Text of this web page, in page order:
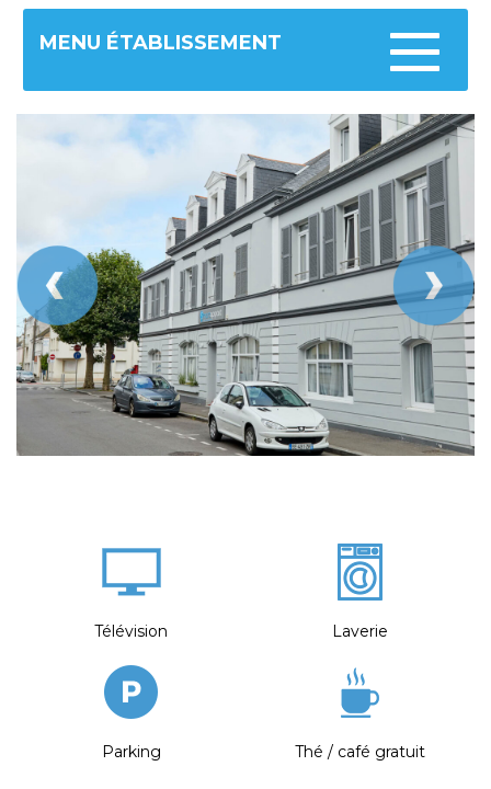
Toggle
MENU ÉTABLISSEMENT
Télévision Laverie
Parking Thé / café gratuit